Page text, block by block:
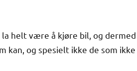
helt være å kjøre bil, og dermed
og spesielt ikke de som ikke